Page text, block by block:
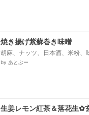
焼き揚げ紫蘇巻き味噌
胡麻、ナッツ、日本酒、米粉、
葉、サラダ油
by あとぶー
生姜レモン紅茶＆落花生✿